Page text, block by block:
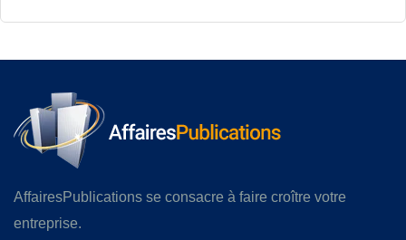
AffairesPublications se consacre à faire croître votre
entreprise.